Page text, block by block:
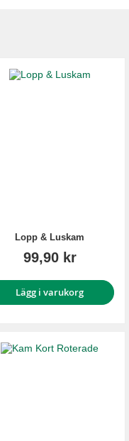
Lopp & Luskam
99,90 kr
Lägg i varukorg